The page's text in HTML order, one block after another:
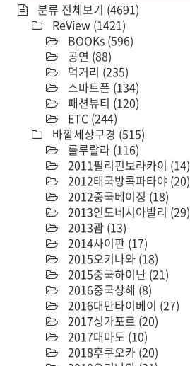
분류 전체보기 (4691)
ReView (1421)
BOOKs (596)
공연 (88)
먹거리 (235)
스마트폰 (134)
패션뷰티 (120)
ETC (244)
바깥세상구경 (515)
룰루랄라 (116)
2011필리핀보라카이 (14)
2012태국방콕파타야 (20)
2012중국베이징 (18)
2013인도네시아발리 (29)
2013괌 (13)
2014사이판 (17)
2015오키나와 (18)
2015중국하이난 (21)
2016중국상해 (8)
2016대만타이베이 (27)
2017싱가포르 (20)
2017대마도 (10)
2018후쿠오카 (20)